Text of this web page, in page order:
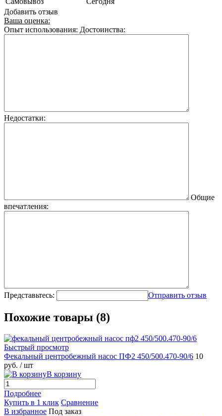
Добавить отзыв
Ваша оценка:
Опыт использования: Достоинства:
Недостатки:
Общие
впечатления:
Представьтесь: Отправить отзыв
Похожие товары (8)
Быстрый просмотр
Фекальный центробежный насос ПФ2 450/500.470-90/6 10
руб. / шт
В корзину
Подробнее
Купить в 1 клик Сравнение
В избранное Под заказ